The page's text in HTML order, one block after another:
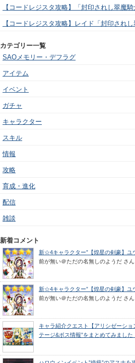
【コードレジスタ攻略】「封印されし翠魔
【コードレジスタ攻略】レイド「封印され
カテゴリー一覧
SAOメモリー・デフラグ
アイテム
イベント
ガチャ
キャラクター
スキル
情報
攻略
育成・進化
配信
雑談
新着コメント
新☆4キャラクター”【煌星の剣豪】ユ
前が無い＠ただの名無しのようだ さん
新☆4キャラクター”【煌星の剣豪】ユ
前が無い＠ただの名無しのようだ さん
キャラ紹介クエスト【アリシゼーシ
テージ&ボス情報”をまとめてみました